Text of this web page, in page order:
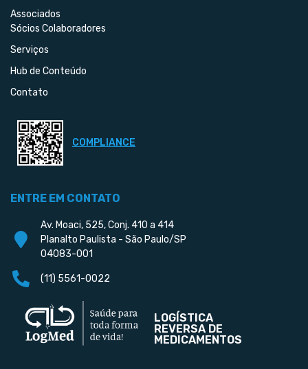
Associados
Sócios Colaboradores
Serviços
Hub de Conteúdo
Contato
COMPLIANCE
ENTRE EM CONTATO
Av. Moaci, 525, Conj. 410 a 414
Planalto Paulista - São Paulo/SP
04083-001
(11) 5561-0022
LOGÍSTICA
REVERSA DE
MEDICAMENTOS